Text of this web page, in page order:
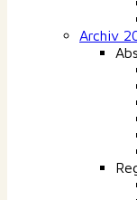
Archiv